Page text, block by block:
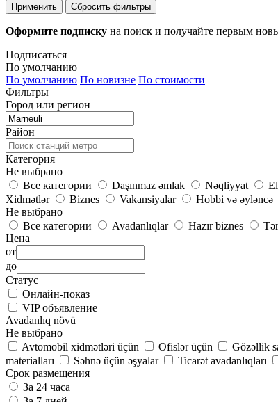
Применить Сбросить фильтры
Оформите подписку на поиск и получайте первым
Подписаться
По умолчанию
По умолчанию По новизне По стоимости
Фильтры
Город или регион
Район
Категория
Не выбрано
Все категории
Daşınmaz əmlak Nəqliyyat
Xidmətlər
Biznes Vakansiyalar Hobbi və əyləncə
Не выбрано
Все категории
Avadanlıqlar Hazır biznes
Цена
от
до
Статус
Онлайн-показ
VIP объявление
Avadanlıq növü
Не выбрано
Avtomobil xidmətləri üçün
Ofislər üçün Gözəllik
materialları
Səhnə üçün əşyalar Ticarət avadanlıqları
Срок размещения
За 24 часа